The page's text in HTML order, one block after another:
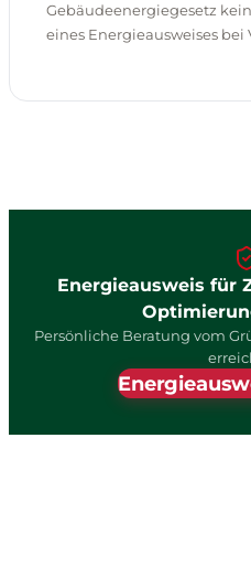
Gebäudeenergiegesetz
eines Energieausweises
Energieausweis für
Persönliche Beratung vom